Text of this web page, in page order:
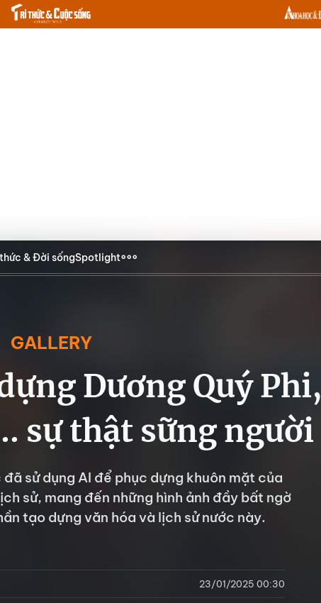
& Đời sốngSpotlight
GALLERY
Dương Quý Phi,
sự thật sững người
sử dụng AI để phục dựng khuôn mặt của
sử, mang đến những hình ảnh đầy bất ngờ
tạo dựng văn hóa và lịch sử nước này.
23/01/2025 00:30